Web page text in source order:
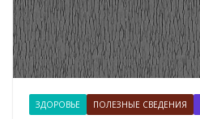
ЗДОРОВЬЕ ПОЛЕЗНЫЕ СВЕДЕНИЯ